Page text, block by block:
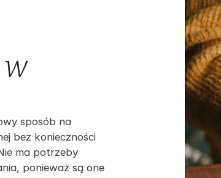
sposób na
bez konieczności
ma potrzeby
ponieważ są one